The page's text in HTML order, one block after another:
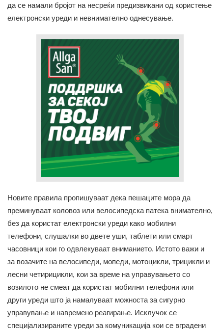
да се намали бројот на несреќи предизвикани од користење
електронски уреди и невнимателно однесување.
Новите правила пропишуваат дека пешаците мора да
преминуваат коловоз или велосипедска патека внимателно,
без да користат електронски уреди како мобилни
телефони, слушалки во двете уши, таблети или смарт
часовници кои го одвлекуваат вниманието. Истото важи и
за возачите на велосипеди, мопеди, мотоцикли, трицикли и
лесни четирицикли, кои за време на управувањето со
возилото не смеат да користат мобилни телефони или
други уреди што ја намалуваат можноста за сигурно
управување и навремено реагирање. Исклучок се
специјализираните уреди за комуникација кои се вградени